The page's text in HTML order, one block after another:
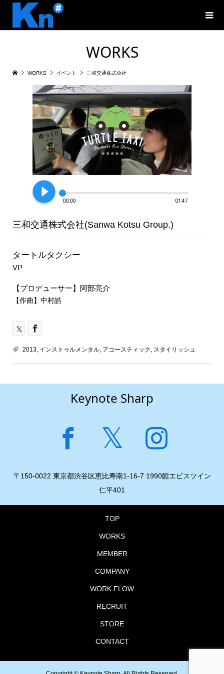
WORKS
WORKS イベント 三和交通株式会社
play_circle_filled 00:00 01:47
三和交通株式会社(Sanwa Kotsu Group.)
タートルタクシー
VP
【プロデューサー】阿部亮介
【作曲】中村皓
2013, インストゥルメンタル, アコースティック , スタイリッシュ
Keynote Sharp
〒150-0022 東京都渋谷区恵比寿南1-16-7 1990館エビスツイン
仁平401
TOP
WORKS
MEMBER
COMPANY
WORK FLOW
RECRUIT
STORE
CONTACT